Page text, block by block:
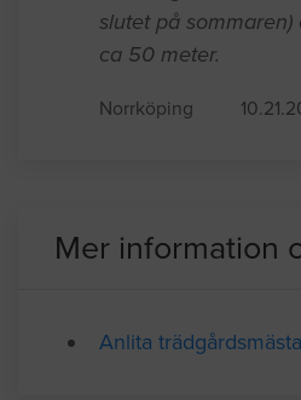
Trädgård/
slutet på sommaren)
Mer information